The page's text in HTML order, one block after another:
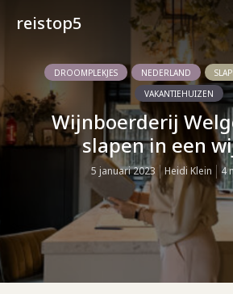
reistop5
DROOMPLEKJES NEDERLAND
VAKANTIEHUIZEN
Wijnboerderij
slapen in een
5 januari 2023 Heidi Klein 4